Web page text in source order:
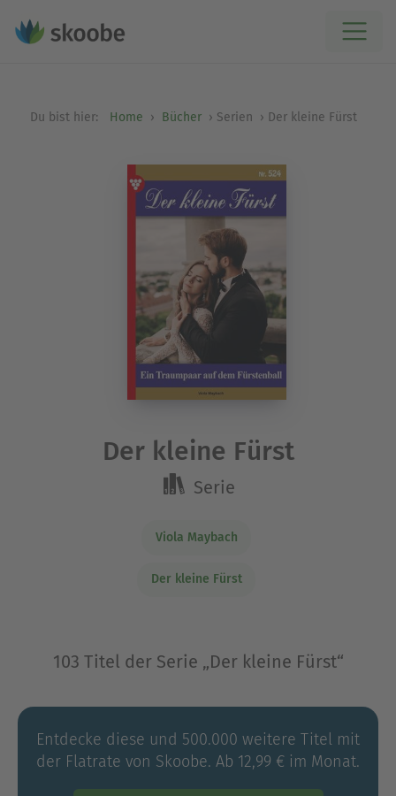
Du bist hier: Home Bücher Serien Der kleine Fürst
Der kleine Fürst
Serie
Viola Maybach
Der kleine Fürst
103 Titel der Serie „Der kleine Fürst“
Entdecke diese und 500.000 weitere Titel mit
der Flatrate von Skoobe. Ab 12,99 € im Monat.